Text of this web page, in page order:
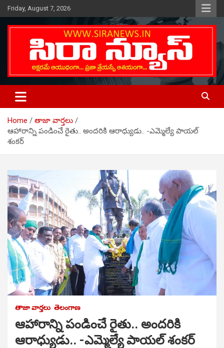
Skip
to
content
Friday, August 7, 2026
SIRA NEWS
Telugu Online News Daily
Home
తాజా వార్తలు
ఆహారాన్ని పండించే రైతు.. అందరికి ఆరాధ్యుడు.. -ఎమ్మెల్యే పాయల్
శంకర్
తాజా వార్తలు తెలంగాణ
ఆహారాన్ని పండించే రైతు.. అందరికి
ఆరాధ్యుడు.. -ఎమ్మెల్యే పాయల్ శంకర్